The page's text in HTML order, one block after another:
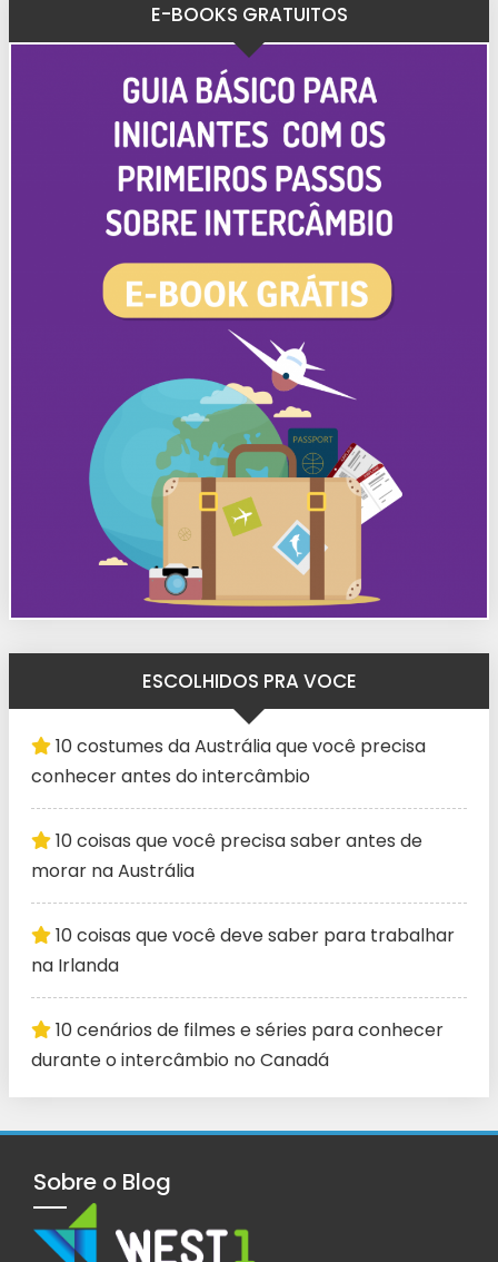
E-BOOKS GRATUITOS
ESCOLHIDOS PRA VOCE
10 costumes da Austrália que você precisa
conhecer antes do intercâmbio
10 coisas que você precisa saber antes de
morar na Austrália
10 coisas que você deve saber para trabalhar
na Irlanda
10 cenários de filmes e séries para conhecer
durante o intercâmbio no Canadá
Sobre o Blog